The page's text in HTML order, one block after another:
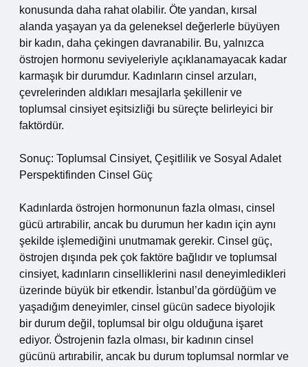
konusunda daha rahat olabilir. Öte yandan, kırsal
alanda yaşayan ya da geleneksel değerlerle büyüyen
bir kadın, daha çekingen davranabilir. Bu, yalnızca
östrojen hormonu seviyeleriyle açıklanamayacak kadar
karmaşık bir durumdur. Kadınların cinsel arzuları,
çevrelerinden aldıkları mesajlarla şekillenir ve
toplumsal cinsiyet eşitsizliği bu süreçte belirleyici bir
faktördür.
Sonuç: Toplumsal Cinsiyet, Çeşitlilik ve Sosyal Adalet
Perspektifinden Cinsel Güç
Kadınlarda östrojen hormonunun fazla olması, cinsel
gücü artırabilir, ancak bu durumun her kadın için aynı
şekilde işlemediğini unutmamak gerekir. Cinsel güç,
östrojen dışında pek çok faktöre bağlıdır ve toplumsal
cinsiyet, kadınların cinselliklerini nasıl deneyimledikleri
üzerinde büyük bir etkendir. İstanbul’da gördüğüm ve
yaşadığım deneyimler, cinsel gücün sadece biyolojik
bir durum değil, toplumsal bir olgu olduğuna işaret
ediyor. Östrojenin fazla olması, bir kadının cinsel
gücünü artırabilir, ancak bu durum toplumsal normlar ve